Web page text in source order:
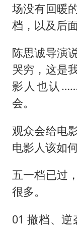
场没有回暖
档，以及后
陈思诚导演
哭穷，这是
影人也认
会。
观众会给电
电影人该如
五一档已过
很多。
01 撤档、